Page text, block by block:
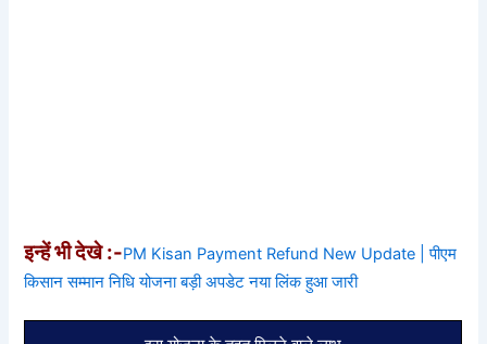
इन्हें भी देखे :-PM Kisan Payment Refund New Update | पीएम
किसान सम्मान निधि योजना बड़ी अपडेट नया लिंक हुआ जारी